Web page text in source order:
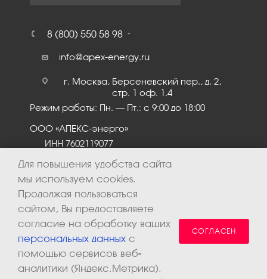
8 (800) 550 58 98
info@apex-energy.ru
г. Москва, Берсеневский пер., д. 2,
стр. 1 оф. 1.4
Режим работы: Пн. – Пт.: с 9:00 до 18:00
ООО «АПЕКС-энерго»
ИНН 7602119077
2026 © ООО «Апекс-энерго». Все права защищены.
Для повышения удобства сайта
мы используем cookies.
Продолжая пользоваться
сайтом, Вы предоставляете
согласие на обработку ваших
персональных данных с
помощью сервисов веб-
аналитики (Яндекс.Метрика).
СОГЛАСЕН